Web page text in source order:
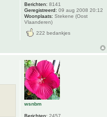
Berichten: 8141
Geregistreerd: 09 aug 2008 20:12
Woonplaats: Stekene (Oost
Vlaanderen)
222 bedankjes
wsnbm
Berichten: 2457